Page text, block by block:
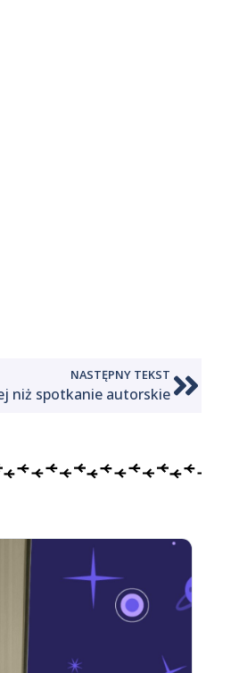
NASTĘPNY TEKST
niż spotkanie autorskie